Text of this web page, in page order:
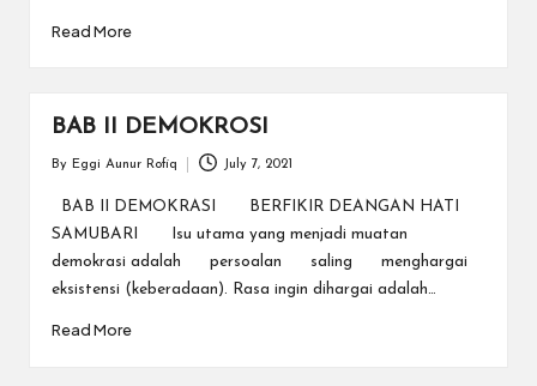
Read More
BAB II DEMOKROSI
Posted
by
By Eggi Aunur Rofiq July 7, 2021
BAB II DEMOKRASI BERFIKIR DEANGAN HATI
SAMUBARI Isu utama yang menjadi muatan
demokrasi adalah persoalan saling menghargai
eksistensi (keberadaan). Rasa ingin dihargai adalah…
Read More